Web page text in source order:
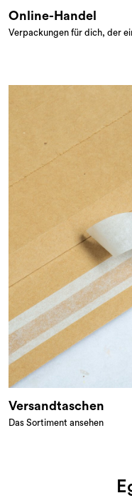
Online-Handel
Verpackungen für dich, der
Versandtaschen
Das Sortiment ansehen